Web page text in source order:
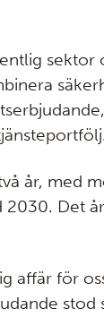
sektor
år, med
Det
affär för
stod